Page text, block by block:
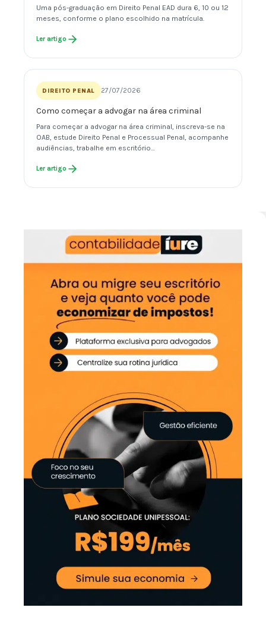
Uma pós-graduação em Direito Penal EAD dura 6, 10 ou 12
meses, conforme o plano escolhido na matrícula.
Ler artigo
DIREITO PENAL 27/07/2026
Como começar a advogar na área criminal
Para começar a advogar na área criminal, inscreva-se na
OAB, estude Direito Penal e Processual Penal, acompanhe
audiências, trabalhe em escritório…
Ler artigo